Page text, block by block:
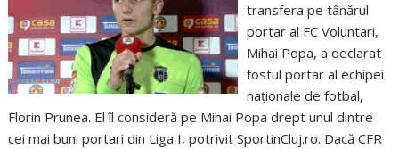
transfera pe tânărul
portar al FC Voluntari,
Mihai Popa, a declarat
fostul portar al echipei
naționale de fotbal,
Florin Prunea. El îl consideră pe Mihai Popa drept unul dintre
cei mai buni portari din Liga I, potrivit SportinCluj.ro. Dacă CFR